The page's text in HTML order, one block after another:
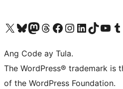
Visit our X (formerly Twitter) account
Bisitahin ang aming Bluesky account
Visit our Mastodon account
Bisitahin ang aming Threads account
Visit our Facebook page
Visit our Instagram account
Visit our LinkedIn account
Bisitahin ang aming TikTok
Visit our
Ang Code ay Tula.
The WordPress® trademark is
of the WordPress Foundation.